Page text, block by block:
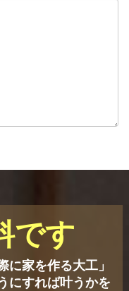
です
に家を作る大工」
にすれば叶うかを